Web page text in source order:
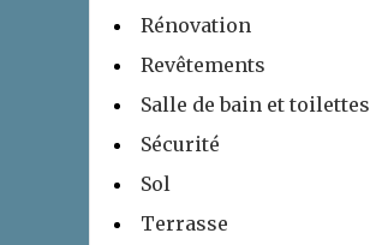
Rénovation
Revêtements
Salle de bain et toilettes
Sécurité
Sol
Terrasse